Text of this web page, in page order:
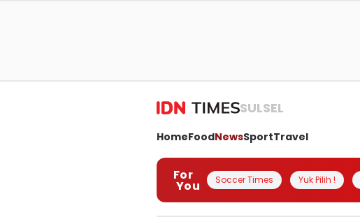
SULSEL
HomeFoodNewsSportTravel
For
You Soccer Times Yuk Pilih !